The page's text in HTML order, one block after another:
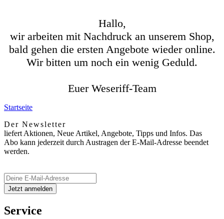
Hallo,
wir arbeiten mit Nachdruck an unserem Shop,
bald gehen die ersten Angebote wieder online.
Wir bitten um noch ein wenig Geduld.
Euer Weseriff-Team
Startseite
Der Newsletter
liefert Aktionen, Neue Artikel, Angebote, Tipps und Infos. Das
Abo kann jederzeit durch Austragen der E-Mail-Adresse beendet
werden.
Service